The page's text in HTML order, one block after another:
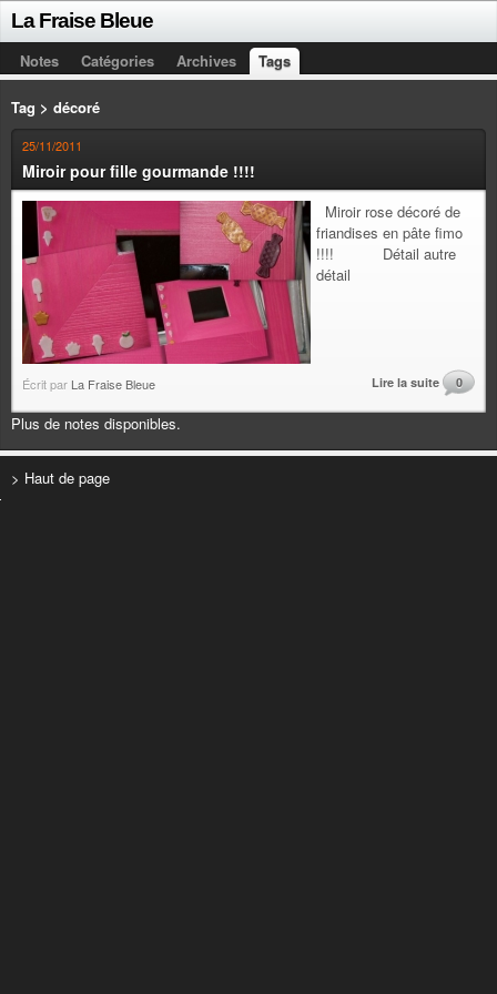
La Fraise Bleue
Notes Catégories Archives Tags
Tag > décoré
25/11/2011
Miroir pour fille gourmande !!!!
Miroir rose décoré de
friandises en pâte fimo
!!!! Détail autre
détail
Écrit par La Fraise Bleue Lire la suite 0
Plus de notes disponibles.
> Haut de page